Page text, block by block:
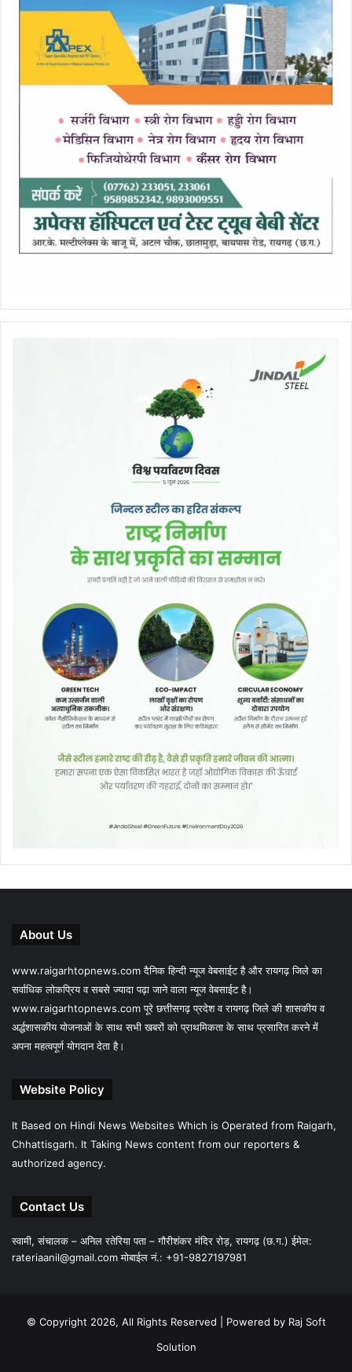
About Us
www.raigarhtopnews.com दैनिक हिन्दी न्यूज वेबसाईट है और रायगढ़ जिले का
सर्वाधिक लोकप्रिय व सबसे ज्यादा पढ़ा जाने वाला न्यूज वेबसाईट है।
www.raigarhtopnews.com पूरे छत्तीसगढ़ प्रदेश व रायगढ़ जिले की शासकीय व
अर्द्धशासकीय योजनाओं के साथ सभी खबरों को प्राथमिकता के साथ प्रसारित करने में
अपना महत्वपूर्ण योगदान देता है।
Website Policy
It Based on Hindi News Websites Which is Operated from Raigarh,
Chhattisgarh. It Taking News content from our reporters &
authorized agency.
Contact Us
स्वामी, संचालक – अनिल रतेरिया पता – गौरीशंकर मंदिर रोड़, रायगढ़ (छ.ग.) ईमेल:
rateriaanil@gmail.comमोबाईल नं.: +91-9827197981
© Copyright 2026, All Rights Reserved | Powered by Raj Soft
Solution